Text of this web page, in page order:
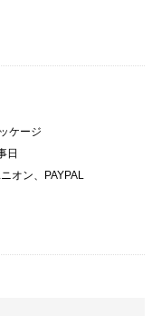
ケージ
日
オン、PAYPAL